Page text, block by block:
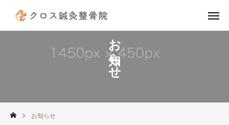
お知らせ
お知らせ
診療案内（治療費）